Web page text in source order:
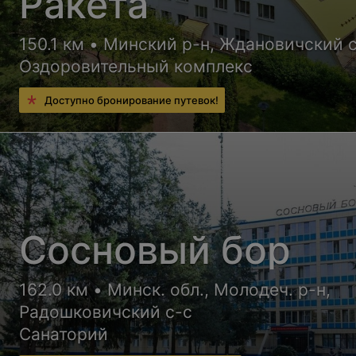
150.1 км • Минский р-н, Ждановичский
Оздоровительный комплекс
Доступно бронирование путевок!
Сосновый бор
162.0 км • Минск. обл., Молодеч. р-н,
Радошковичский c-с
Санаторий